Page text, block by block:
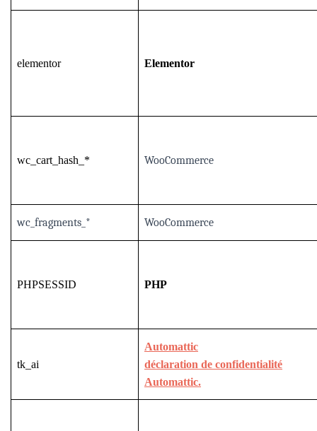
elementor Elementor
wc_cart_hash_* WooCommerce
wc_fragments_* WooCommerce
PHPSESSID PHP
tk_ai
Automattic
déclaration de confidentialité
Automattic.